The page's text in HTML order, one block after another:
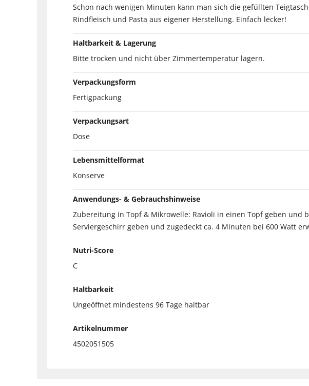
Schon nach wenigen Minuten kann man sich die gefüllten
Rindfleisch und Pasta aus eigener Herstellung. Einfach lecker!
Haltbarkeit & Lagerung
Bitte trocken und nicht über Zimmertemperatur lagern.
Verpackungsform
Fertigpackung
Verpackungsart
Dose
Lebensmittelformat
Konserve
Anwendungs- & Gebrauchshinweise
Zubereitung in Topf & Mikrowelle: Ravioli in einen Topf geben
Serviergeschirr geben und zugedeckt ca. 4 Minuten bei 600 Watt
Nutri-Score
C
Haltbarkeit
Ungeöffnet mindestens 96 Tage haltbar
Artikelnummer
4502051505